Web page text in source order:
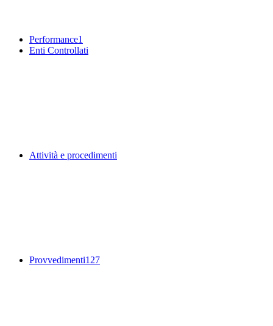
Performance1
Enti Controllati
Attività e procedimenti
Provvedimenti127